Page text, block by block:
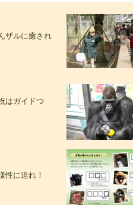
ザルに癒され
はガイドつ
性に迫れ！